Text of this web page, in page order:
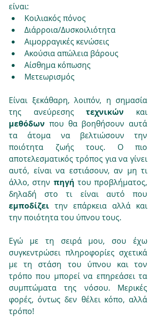
είναι:
Κοιλιακός πόνος
Διάρροια/Δυσκοιλιότητα
Αιμορραγικές κενώσεις
Ακούσια απώλεια βάρους
Αίσθημα κόπωσης
Μετεωρισμός
Είναι ξεκάθαρη, λοιπόν, η σημασία
της ανεύρεσης τεχνικών
και
μεθόδων που θα βοηθήσουν αυτά
τα άτομα να βελτιώσουν την
ποιότητα ζωής τους. Ο πιο
αποτελεσματικός τρόπος για να γίνει
αυτό, είναι να εστιάσουν, αν μη τι
άλλο, στην πηγή του προβλήματος,
εμποδίζει την επάρκεια αλλά και
την ποιότητα του ύπνου τους.
Εγώ με τη σειρά μου, σου έχω
συγκεντρώσει πληροφορίες σχετικά
με τη στάση του ύπνου και τον
τρόπο που μπορεί να επηρεάσει τα
συμπτώματα της νόσου. Μερικές
φορές, όντως δεν θέλει κόπο, αλλά
τρόπο!